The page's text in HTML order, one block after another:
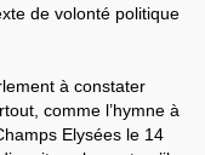
de volonté politique
à constater
comme l’hymne à
Elysées le 14